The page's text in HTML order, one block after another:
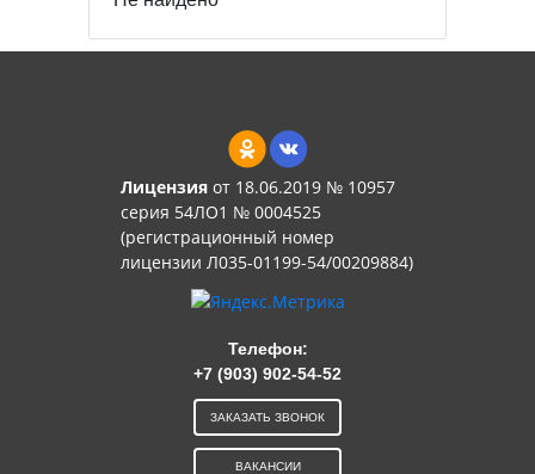
Лицензияот 18.06.2019 № 10957
серия 54ЛО1 № 0004525
(регистрационный номер
лицензии Л035-01199-54/00209884)
Телефон:
+7 (903) 902-54-52
ЗАКАЗАТЬ ЗВОНОК
ВАКАНСИИ